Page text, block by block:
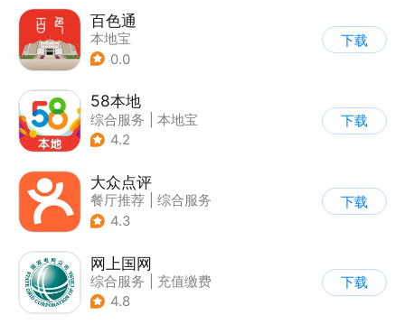
百色通
本地宝
0.0
下载
58本地
综合服务
本地宝
4.2
下载
大众点评
餐厅推荐
综合服务
4.3
下载
网上国网
综合服务
充值缴费
4.8
下载